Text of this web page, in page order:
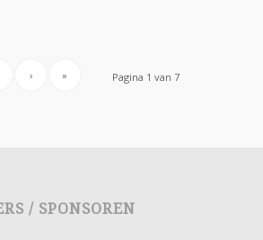
Pagina 1 van 7
› »
/ SPONSOREN